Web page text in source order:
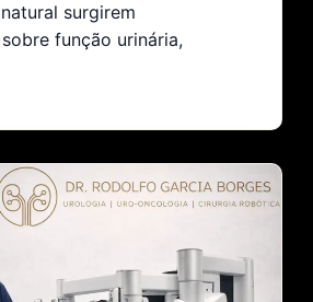
surgirem
função urinária,